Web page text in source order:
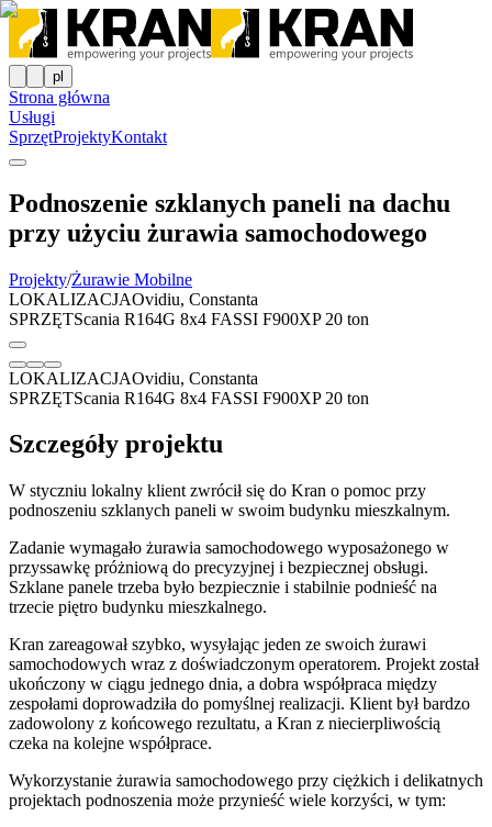
pl
Strona główna
Usługi
SprzętProjektyKontakt
Podnoszenie szklanych paneli na dachu
przy użyciu żurawia samochodowego
Projekty/Żurawie Mobilne
LOKALIZACJAOvidiu, Constanta
SPRZĘTScania R164G 8x4 FASSI F900XP 20 ton
LOKALIZACJAOvidiu, Constanta
SPRZĘTScania R164G 8x4 FASSI F900XP 20 ton
Szczegóły projektu
W styczniu lokalny klient zwrócił się do Kran o pomoc przy
podnoszeniu szklanych paneli w swoim budynku mieszkalnym.
Zadanie wymagało żurawia samochodowego wyposażonego w
przyssawkę próżniową do precyzyjnej i bezpiecznej obsługi.
Szklane panele trzeba było bezpiecznie i stabilnie podnieść na
trzecie piętro budynku mieszkalnego.
Kran zareagował szybko, wysyłając jeden ze swoich żurawi
samochodowych wraz z doświadczonym operatorem. Projekt został
ukończony w ciągu jednego dnia, a dobra współpraca między
zespołami doprowadziła do pomyślnej realizacji. Klient był bardzo
zadowolony z końcowego rezultatu, a Kran z niecierpliwością
czeka na kolejne współprace.
Wykorzystanie żurawia samochodowego przy ciężkich i delikatnych
projektach podnoszenia może przynieść wiele korzyści, w tym: